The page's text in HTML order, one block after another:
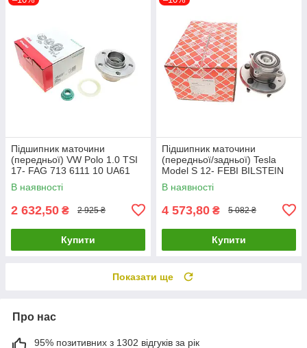
Підшипник маточини
(передньої) VW Polo 1.0 TSI
17- FAG 713 6111 10 UA61
В наявності
2 632,50 ₴ 2 925 ₴
Купити
Підшипник маточини
(передньої/задньої) Tesla
Model S 12- FEBI BILSTEIN
181031 UA61
В наявності
4 573,80 ₴ 5 082 ₴
Купити
Показати ще
Про нас
95% позитивних з 1302 відгуків за рік